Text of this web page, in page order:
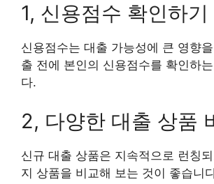
1, 신용점수 확인하기
신용점수는 대출 가능성에 큰 영향
출 전에 본인의 신용점수를 확인하
다.
2, 다양한 대출 상품
신규 대출 상품은 지속적으로 런칭
지 상품을 비교해 보는 것이 좋습니